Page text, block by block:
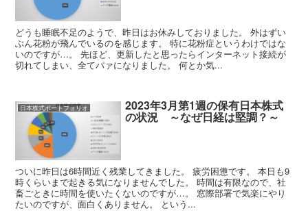
どうも睡眠不足のようで、昨日はお休みしておりました。 外はずい
ぶん花粉が飛んでいるのを感じます。 特に花粉症というわけではな
いのですが…。 先ほど、更新したと思ったらインターネット接続が
切れてしまい、全てパァになりました。 何とか気...
日本株式ポートフォリオ 2023年3月第1週の保有日本株式
の状況 ～なぜ日経は堅調？～
ついに昨日は6時間近く残業してきました。 疲労困憊です。 本日も9
時くらいまで起きる気になりませんでした。 時間は有限なので、社
畜ごときに時間を使いたくないのですが…。 窓際部署で気楽にやり
たいのですが、面白くありません。 という...